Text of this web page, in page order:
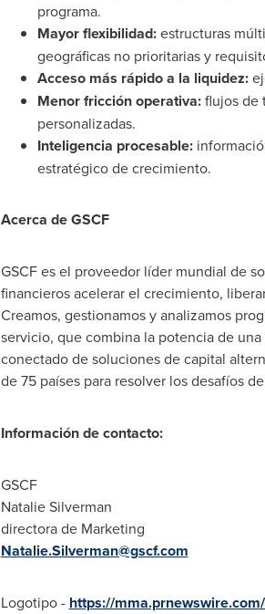
programa.
Mayor flexibilidad:estructuras
geográficas no prioritarias y
Acceso más rápido a la liquidez:
Menor fricción operativa:flujos de
personalizadas.
Inteligencia procesable:
estratégico de crecimiento.
Acerca de GSCF
GSCF es el proveedor líder mundial de
financieros acelerar el crecimiento,
Creamos, gestionamos y analizamos
servicio, que combina la potencia de
conectado de soluciones de capital
de 75 países para resolver los desafíos
Información de contacto:
GSCF
Natalie Silverman
directora de Marketing
Natalie.Silverman@gscf.com
Logotipo - https://